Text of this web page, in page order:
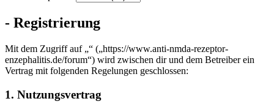
- Registrierung
Mit dem Zugriff auf „“ („https://www.anti-nmda-rezeptor-
enzephalitis.de/forum“) wird zwischen dir und dem Betreiber ein
Vertrag mit folgenden Regelungen geschlossen:
1. Nutzungsvertrag